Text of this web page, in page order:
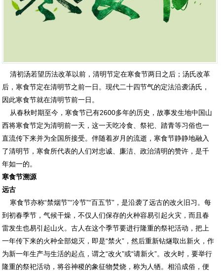
清初汤若望历法改革以前，清明节定在寒食节两日之后；汤氏改革
后，寒食节定在清明节之前一日。现代二十四节气的定法沿袭汤氏，
因此寒食节就在清明节前一日。
从春秋时期至今，寒食节已有2600多年的历史，故事发生地中国山
西将寒食节定为清明前一天，这一天吃冷食、祭祀、踏青等习俗也一
直流传下来并为全国所接受。伴随着岁月的流逝，寒食节静静地融入
了清明节，寒食所代表的人们对忠诚、廉洁、政治清明的赞许，是千
年如一的。
寒食节溯源
远古
寒食节亦称“禁烟节”“冷节”“百五节”，是沿袭了远古的改火旧习。每
到初春季节，气候干燥，不仅人们保存的火种容易引起火灾，而且春
雷发生也易引起山火。古人在这个季节要进行隆重的祭祀活动，把上
一年传下来的火种全部熄灭，即是“禁火”，然后重新钻燧取出新火，作
为新一年生产与生活的起点，谓之“改火”或“请新火”。改火时，要举行
隆重的祭祀活动，将谷神稷的象征物焚烧，称为人牺。相沿成俗，便